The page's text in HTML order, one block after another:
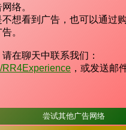
络。
想看到广告，也可以通过
。
在聊天中联系我们：
RR4Experience ，或发送邮
尝试其他广告网络